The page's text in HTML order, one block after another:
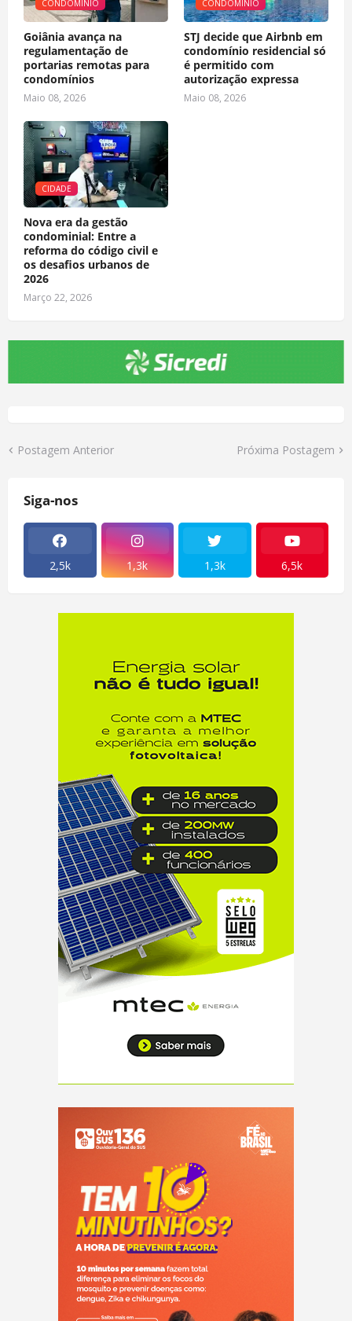
CONDOMÍNIO
Goiânia avança na
regulamentação de
portarias remotas para
condomínios
Maio 08, 2026
CONDOMÍNIO
STJ decide que Airbnb em
condomínio residencial só
é permitido com
autorização expressa
Maio 08, 2026
CIDADE
Nova era da gestão
condominial: Entre a
reforma do código civil e
os desafios urbanos de
2026
Março 22, 2026
Postagem Anterior Próxima Postagem
Siga-nos
2,5k 1,3k 1,3k 6,5k